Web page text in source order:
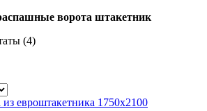
ворота штакетник
(4)